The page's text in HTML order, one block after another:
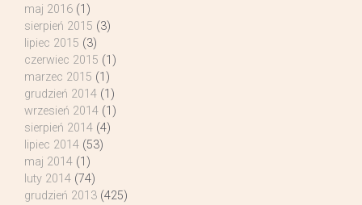
maj 2016 (1)
sierpień 2015 (3)
lipiec 2015 (3)
czerwiec 2015 (1)
marzec 2015 (1)
grudzień 2014 (1)
wrzesień 2014 (1)
sierpień 2014 (4)
lipiec 2014 (53)
maj 2014 (1)
luty 2014 (74)
grudzień 2013 (425)